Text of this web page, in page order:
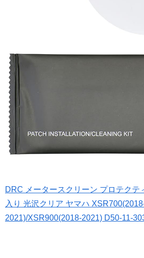
DRC メータースクリーン プロテクテ
入り 光沢クリア ヤマハ
2021)/XSR900(2018-2021) D50-11-